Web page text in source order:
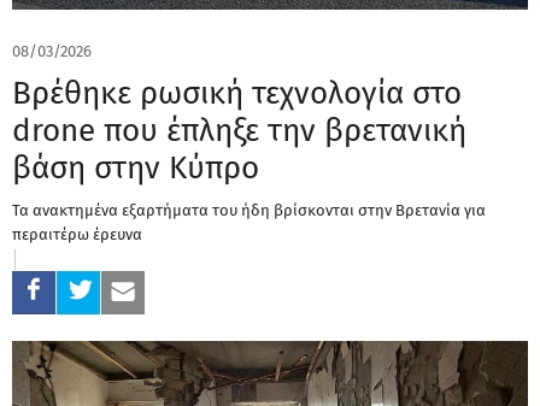
08/03/2026
Βρέθηκε ρωσική τεχνολογία στο
drone που έπληξε την βρετανική
βάση στην Κύπρο
Τα ανακτημένα εξαρτήματα του ήδη βρίσκονται στην Βρετανία για
περαιτέρω έρευνα